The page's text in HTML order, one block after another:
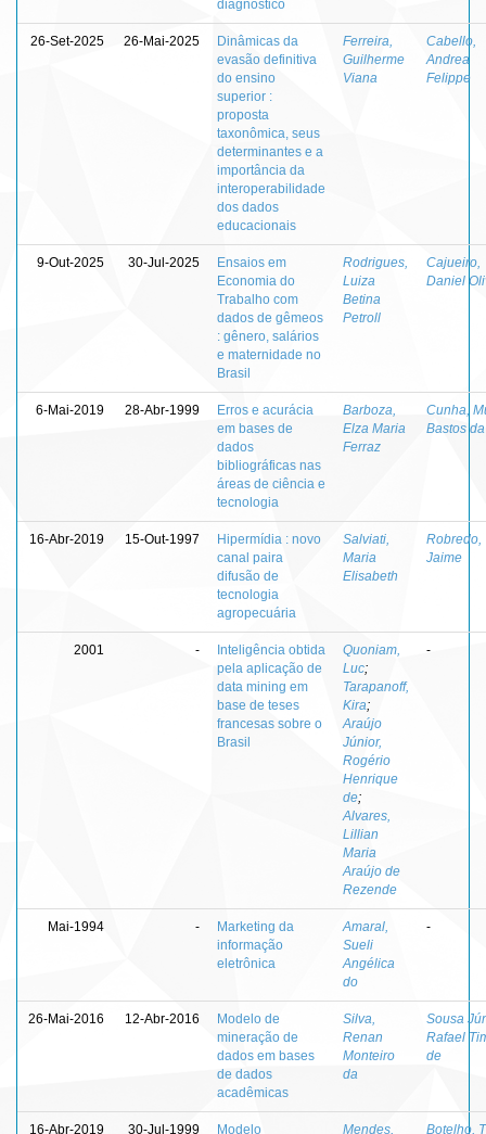
diagnóstico
26-Set-2025 26-Mai-2025
Dinâmicas da
evasão definitiva
do ensino
superior :
proposta
taxonômica, seus
determinantes e a
importância da
interoperabilidade
dos dados
educacionais
Ferreira,
Guilherme
Viana
Cabello,
Andrea
Felippe
9-Out-2025 30-Jul-2025
Ensaios em
Economia do
Trabalho com
dados de gêmeos
: gênero, salários
e maternidade no
Brasil
Rodrigues,
Luiza
Betina
Petroll
Cajueiro,
Daniel
6-Mai-2019 28-Abr-1999
Erros e acurácia
em bases de
dados
bibliográficas nas
áreas de ciência e
tecnologia
Barboza,
Elza Maria
Ferraz
Cunha,
Bastos da
16-Abr-2019 15-Out-1997
Hipermídia : novo
canal paira
difusão de
tecnologia
agropecuária
Salviati,
Maria
Elisabeth
Robredo,
Jaime
2001 -
Inteligência obtida
pela aplicação de
data mining em
base de teses
francesas sobre o
Brasil
Quoniam,
Luc;
Tarapanoff,
Kira;
Araújo
Júnior,
Rogério
Henrique
de;
Alvares,
Lillian
Maria
Araújo de
Rezende
-
Mai-1994 -
Marketing da
informação
eletrônica
Amaral,
Sueli
Angélica
do
-
26-Mai-2016 12-Abr-2016
Modelo de
mineração de
dados em bases
de dados
acadêmicas
Silva,
Renan
Monteiro
da
Sousa
Rafael
de
16-Abr-2019 30-Jul-1999
Modelo
Mendes,
Botelho,